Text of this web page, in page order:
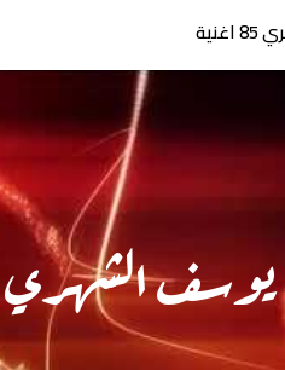
يوسف الشهري